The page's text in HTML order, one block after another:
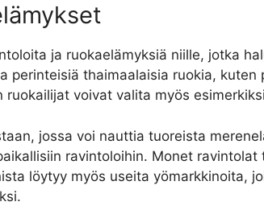
ja ruokaelämyksiä niille, jotka
perinteisiä thaimaalaisia ruokia,
voivat valita myös
jossa voi nauttia tuoreista
ravintoloihin. Monet
löytyy myös useita yömarkkinoita,